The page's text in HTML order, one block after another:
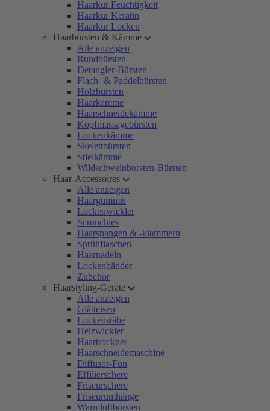
Haarkur Feuchtigkeit
Haarkur Keratin
Haarkur Locken
Haarbürsten & Kämme
Alle anzeigen
Rundbürsten
Detangler-Bürsten
Flach- & Paddelbürsten
Holzbürsten
Haarkämme
Haarschneidekämme
Kopfmassagebürsten
Lockenkämme
Skelettbürsten
Stielkämme
Wildschweinborsten-Bürsten
Haar-Accessoires
Alle anzeigen
Haargummis
Lockenwickler
Scrunchies
Haarspangen & -klammern
Sprühflaschen
Haarnadeln
Lockenbänder
Zubehör
Haarstyling-Geräte
Alle anzeigen
Glätteisen
Lockenstäbe
Heizwickler
Haartrockner
Haarschneidemaschine
Diffusor-Fön
Effilierschere
Friseurschere
Friseurumhänge
Warmluftbürsten